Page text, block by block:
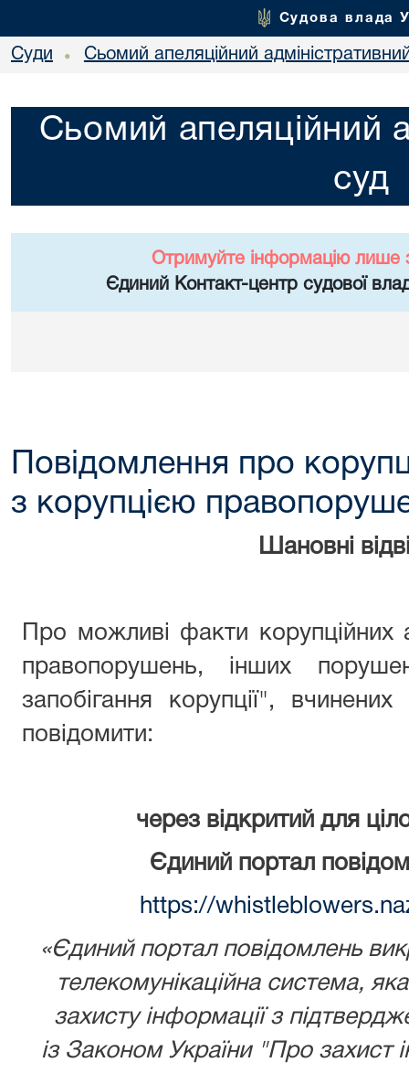
Судова влада
Суди • Сьомий апеляційний
Сьомий апеляційний
суд
Отримуйте інформацію лише
Єдиний Контакт-центр судової
Повідомлення про
з корупцією
Шановні
Про можливі факти
правопорушень, інших
запобігання корупції", вчинених
повідомити:
через відкритий для
Єдиний портал
https://
«Єдиний портал повідомлень
телекомунікаційна система,
захисту інформації з
із Законом України"Про захист